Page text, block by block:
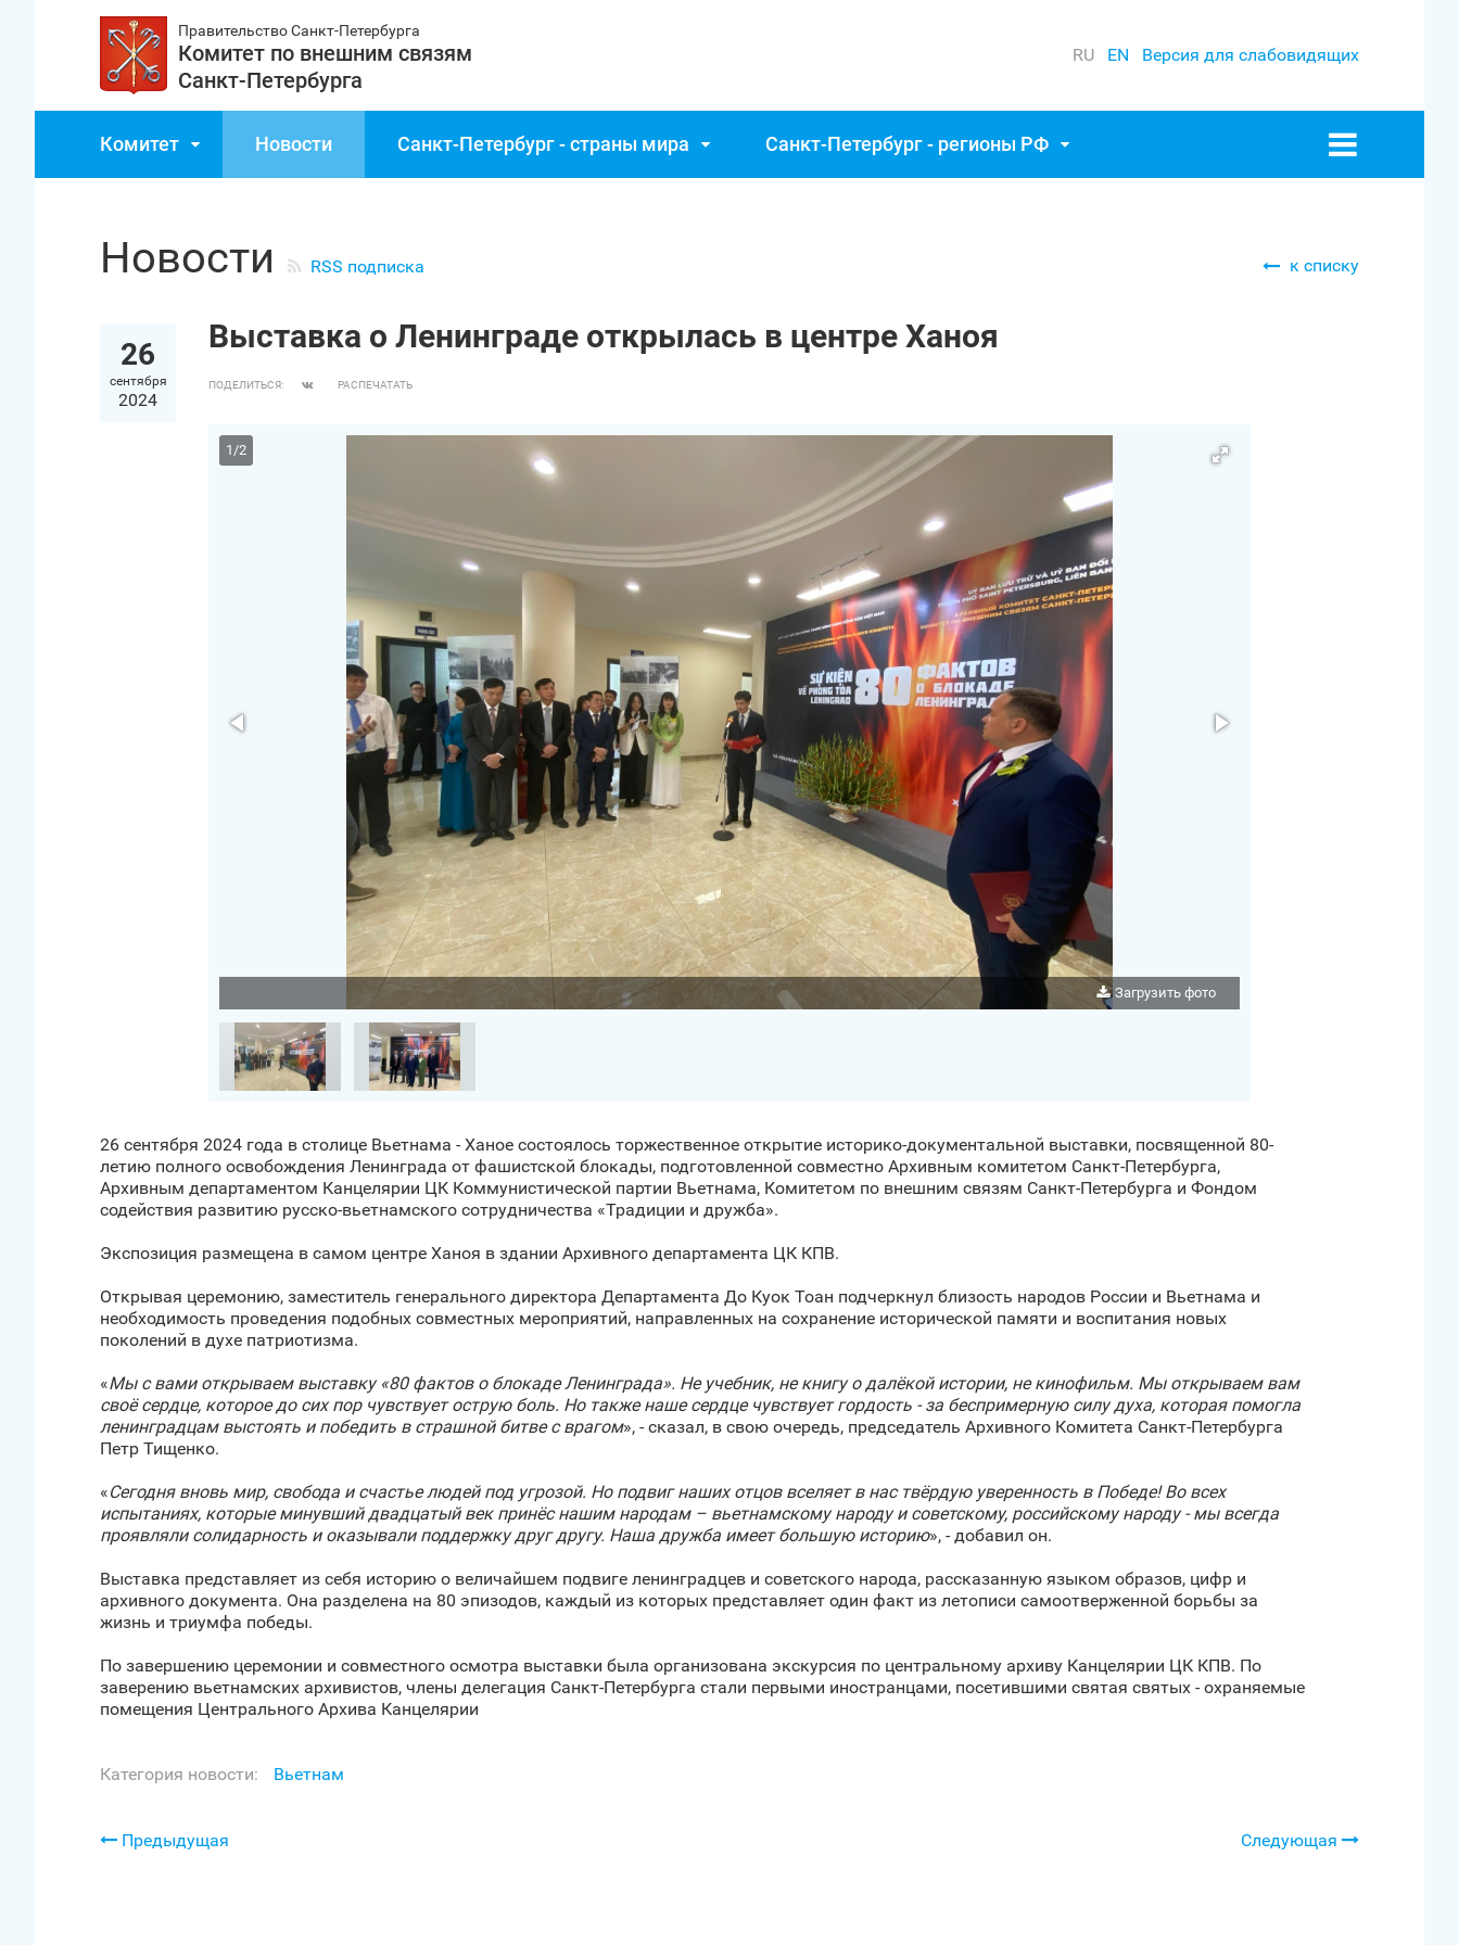
Правительство Санкт‑Петербурга
Комитет по внешним связям
Санкт‑Петербурга
RU EN Версия для слабовидящих
Комитет Новости Санкт‑Петербург - страны мира Санкт‑Петербург - регионы РФ
к списку
Новости RSS подписка
26
сентября
2024
Выставка о Ленинграде открылась в центре Ханоя
ПОДЕЛИТЬСЯ: РАСПЕЧАТАТЬ
Загрузить фото
1/2
26 сентября 2024 года в столице Вьетнама - Ханое состоялось торжественное открытие историко-документальной выставки, посвященной 80-
летию полного освобождения Ленинграда от фашистской блокады, подготовленной совместно Архивным комитетом Санкт‑Петербурга,
Архивным департаментом Канцелярии ЦК Коммунистической партии Вьетнама, Комитетом по внешним связям Санкт‑Петербурга и Фондом
содействия развитию русско-вьетнамского сотрудничества «Традиции и дружба».
Экспозиция размещена в самом центре Ханоя в здании Архивного департамента ЦК КПВ.
Открывая церемонию, заместитель генерального директора Департамента До Куок Тоан подчеркнул близость народов России и Вьетнама и
необходимость проведения подобных совместных мероприятий, направленных на сохранение исторической памяти и воспитания новых
поколений в духе патриотизма.
«Мы с вами открываем выставку «80 фактов о блокаде Ленинграда». Не учебник, не книгу о далёкой истории, не кинофильм. Мы открываем вам
своё сердце, которое до сих пор чувствует острую боль. Но также наше сердце чувствует гордость - за беспримерную силу духа, которая помогла
ленинградцам выстоять и победить в страшной битве с врагом», - сказал, в свою очередь, председатель Архивного Комитета Санкт‑Петербурга
Петр Тищенко.
«Сегодня вновь мир, свобода и счастье людей под угрозой. Но подвиг наших отцов вселяет в нас твёрдую уверенность в Победе! Во всех
испытаниях, которые минувший двадцатый век принёс нашим народам – вьетнамскому народу и советскому, российскому народу - мы всегда
проявляли солидарность и оказывали поддержку друг другу. Наша дружба имеет большую историю», - добавил он.
Выставка представляет из себя историю о величайшем подвиге ленинградцев и советского народа, рассказанную языком образов, цифр и
архивного документа. Она разделена на 80 эпизодов, каждый из которых представляет один факт из летописи самоотверженной борьбы за
жизнь и триумфа победы.
По завершению церемонии и совместного осмотра выставки была организована экскурсия по центральному архиву Канцелярии ЦК КПВ. По
заверению вьетнамских архивистов, члены делегация Санкт‑Петербурга стали первыми иностранцами, посетившими святая святых - охраняемые
помещения Центрального Архива Канцелярии
Категория новости: Вьетнам
Предыдущая Следующая